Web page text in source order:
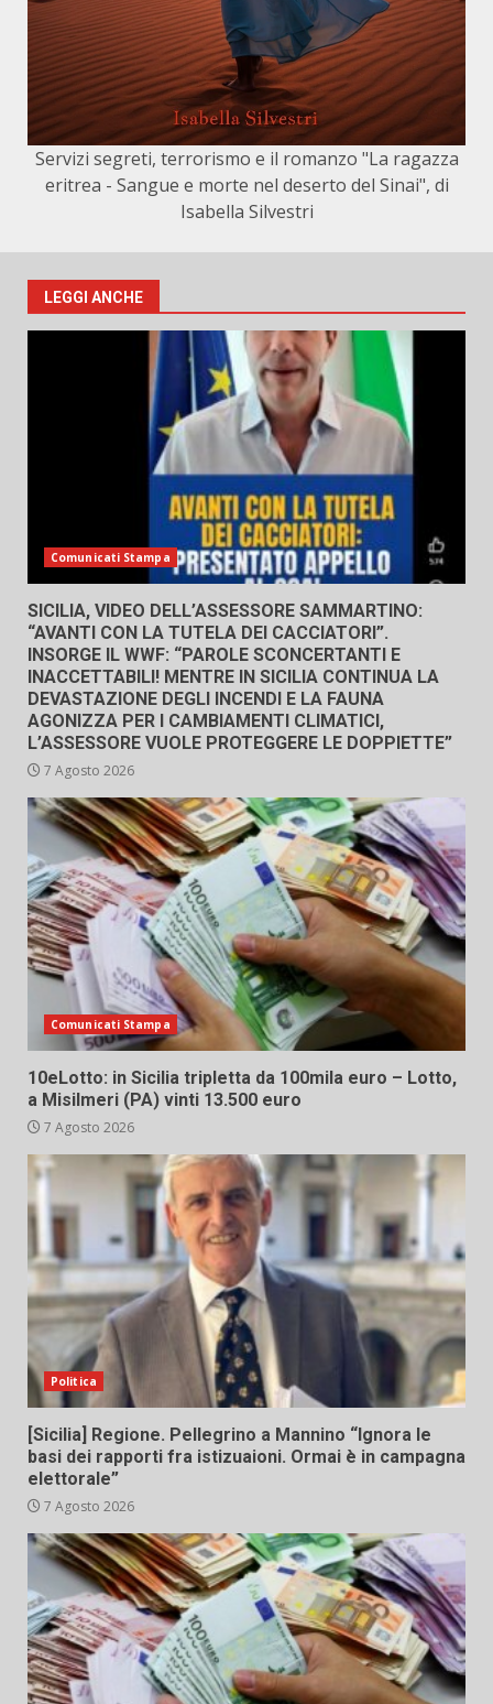
Servizi segreti, terrorismo e il romanzo "La ragazza
eritrea - Sangue e morte nel deserto del Sinai", di
Isabella Silvestri
LEGGI ANCHE
Comunicati Stampa
SICILIA, VIDEO DELL’ASSESSORE SAMMARTINO:
“AVANTI CON LA TUTELA DEI CACCIATORI”.
INSORGE IL WWF: “PAROLE SCONCERTANTI E
INACCETTABILI! MENTRE IN SICILIA CONTINUA LA
DEVASTAZIONE DEGLI INCENDI E LA FAUNA
AGONIZZA PER I CAMBIAMENTI CLIMATICI,
L’ASSESSORE VUOLE PROTEGGERE LE DOPPIETTE”
7 Agosto 2026
Comunicati Stampa
10eLotto: in Sicilia tripletta da 100mila euro – Lotto,
a Misilmeri (PA) vinti 13.500 euro
7 Agosto 2026
Politica
[Sicilia] Regione. Pellegrino a Mannino “Ignora le
basi dei rapporti fra istizuaioni. Ormai è in campagna
elettorale”
7 Agosto 2026